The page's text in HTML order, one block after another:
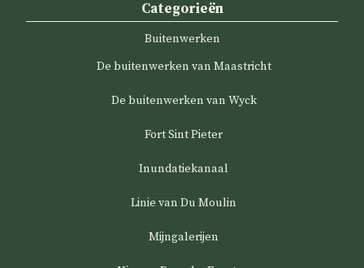
Categorieën
Buitenwerken
De buitenwerken van Maastricht
De buitenwerken van Wyck
Fort Sint Pieter
Inundatiekanaal
Linie van Du Moulin
Mijngalerijen